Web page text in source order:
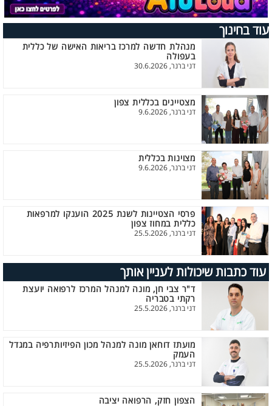
עוד בחינוך
מנהלת חדשה למרכז בריאות האישה של כללית
בעפולה
דני ברנר, 30.6.2026
מצטיינים בכללית צפון
דני ברנר, 9.6.2026
מצוינות בכללית
דני ברנר, 9.6.2026
פרסי הצטיינות לשנת 2025 הוענקו למרפאות
כללית במחוז צפון
דני ברנר, 25.5.2026
עוד כתבות שיכולות לעניין אותך
ד"ר צבי חן, מונה למנהל המרכז לרפואה יועצת
רקתי בטבריה
דני ברנר, 25.5.2026
מועתז דוחאן מונה למנהל מכון הפיזיותרפיה במגדל
העמק
דני ברנר, 25.5.2026
הצפון חזק, הרפואה יציבה